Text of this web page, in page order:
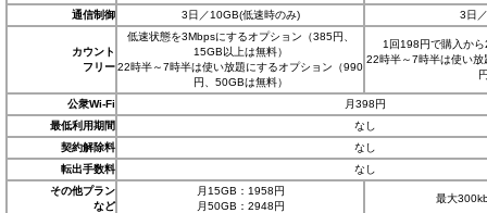
通信制御 3日／10GB(低速時のみ) 3日
カウント
フリー
低速状態を3Mbpsにするオプション（385円、
15GB以上は無料）
22時半～7時半は使い放題にするオプション（990
円、50GBは無料）
1回198円で購入か
22時半～7時半は使い
公衆Wi-Fi
月398円
最低利用期間
なし
契約解除料
なし
転出手数料
なし
その他プラン
など
月15GB：1958円
月50GB：2948円
最大